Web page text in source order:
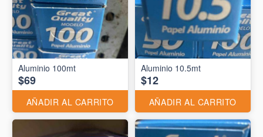
$69
AÑADIR AL CARRITO
Aluminio 10.5mt
$12
AÑADIR AL CARRITO